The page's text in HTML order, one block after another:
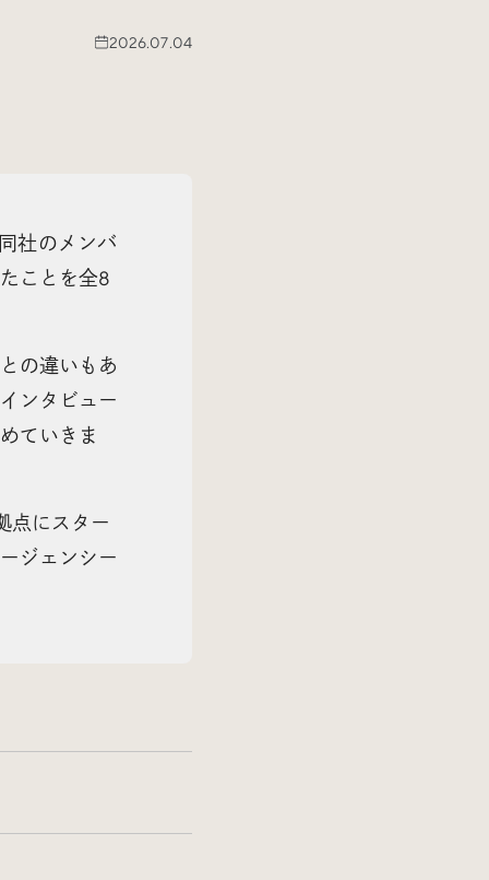
2026.07.04
社のメンバ
ことを全8
の違いもあ
ンタビュー
ていきま
点にスター
ジェンシー